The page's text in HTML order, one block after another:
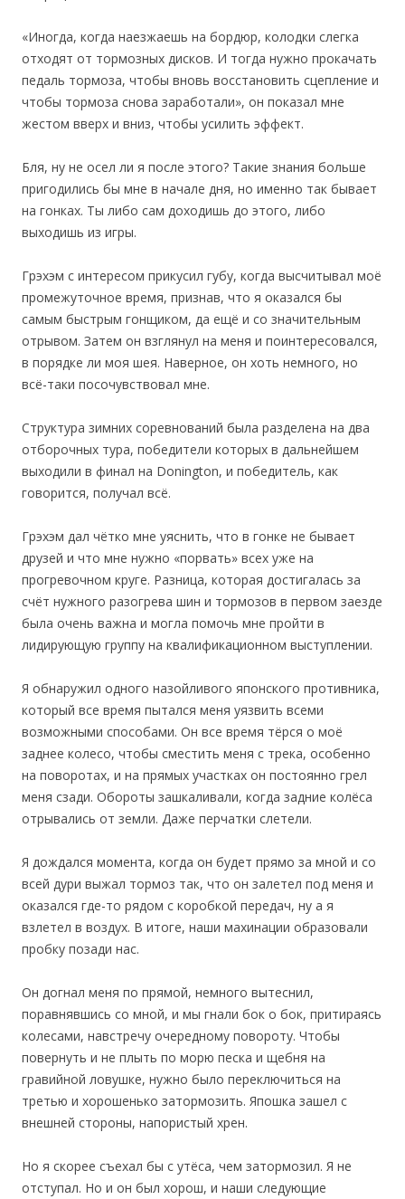
«Иногда, когда наезжаешь на бордюр, колодки слегка
отходят от тормозных дисков. И тогда нужно прокачать
педаль тормоза, чтобы вновь восстановить сцепление и
чтобы тормоза снова заработали», он показал мне
жестом вверх и вниз, чтобы усилить эффект.
Бля, ну не осел ли я после этого? Такие знания больше
пригодились бы мне в начале дня, но именно так бывает
на гонках. Ты либо сам доходишь до этого, либо
выходишь из игры.
Грэхэм с интересом прикусил губу, когда высчитывал моё
промежуточное время, признав, что я оказался бы
самым быстрым гонщиком, да ещё и со значительным
отрывом. Затем он взглянул на меня и поинтересовался,
в порядке ли моя шея. Наверное, он хоть немного, но
всё-таки посочувствовал мне.
Структура зимних соревнований была разделена на два
отборочных тура, победители которых в дальнейшем
выходили в финал на Donington, и победитель, как
говорится, получал всё.
Грэхэм дал чётко мне уяснить, что в гонке не бывает
друзей и что мне нужно «порвать» всех уже на
прогревочном круге. Разница, которая достигалась за
счёт нужного разогрева шин и тормозов в первом заезде
была очень важна и могла помочь мне пройти в
лидирующую группу на квалификационном выступлении.
Я обнаружил одного назойливого японского противника,
который все время пытался меня уязвить всеми
возможными способами. Он все время тёрся о моё
заднее колесо, чтобы сместить меня с трека, особенно
на поворотах, и на прямых участках он постоянно грел
меня сзади. Обороты зашкаливали, когда задние колёса
отрывались от земли. Даже перчатки слетели.
Я дождался момента, когда он будет прямо за мной и со
всей дури выжал тормоз так, что он залетел под меня и
оказался где-то рядом с коробкой передач, ну а я
взлетел в воздух. В итоге, наши махинации образовали
пробку позади нас.
Он догнал меня по прямой, немного вытеснил,
поравнявшись со мной, и мы гнали бок о бок, притираясь
колесами, навстречу очередному повороту. Чтобы
повернуть и не плыть по морю песка и щебня на
гравийной ловушке, нужно было переключиться на
третью и хорошенько затормозить. Япошка зашел с
внешней стороны, напористый хрен.
Но я скорее съехал бы с утёса, чем затормозил. Я не
отступал. Но и он был хорош, и наши следующие